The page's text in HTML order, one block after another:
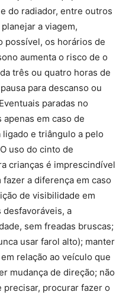
do radiador, entre outros
a viagem,
possível, os horários de
aumenta o risco de o
três ou quatro horas de
para descanso ou
paradas no
em caso de
e triângulo a pelo
uso do cinto de
crianças é imprescindível
a diferença em caso
de visibilidade em
desfavoráveis, a
sem freadas bruscas;
usar farol alto); manter
relação ao veículo que
mudança de direção; não
precisar, procurar fazer o